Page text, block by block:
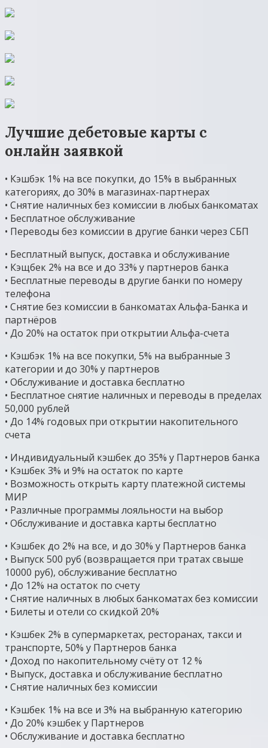
Лучшие дебетовые карты с
онлайн заявкой
• Кэшбэк 1% на все покупки, до 15% в выбранных
категориях, до 30% в магазинах-партнерах
• Снятие наличных без комиссии в любых банкоматах
• Бесплатное обслуживание
• Переводы без комиссии в другие банки через СБП
• Бесплатный выпуск, доставка и обслуживание
• Кэщбек 2% на все и до 33% у партнеров банка
• Бесплатные переводы в другие банки по номеру
телефона
• Снятие без комиссии в банкоматах Альфа-Банка и
партнёров
• До 20% на остаток при открытии Альфа-счета
• Кэшбэк 1% на все покупки, 5% на выбранные 3
категории и до 30% у партнеров
• Обслуживание и доставка бесплатно
• Бесплатное снятие наличных и переводы в пределах
50,000 рублей
• До 14% годовых при открытии накопительного
счета
• Индивидуальный кэшбек до 35% у Партнеров банка
• Кэшбек 3% и 9% на остаток по карте
• Возможность открыть карту платежной системы
МИР
• Различные программы лояльности на выбор
• Обслуживание и доставка карты бесплатно
• Кэшбек до 2% на все, и до 30% у Партнеров банка
• Выпуск 500 руб (возвращается при тратах свыше
10000 руб), обслуживание бесплатно
• До 12% на остаток по счету
• Снятие наличных в любых банкоматах без комиссии
• Билеты и отели со скидкой 20%
• Кэшбек 2% в супермаркетах, ресторанах, такси и
транспорте, 50% у Партнеров банка
• Доход по накопительному счёту от 12 %
• Выпуск, доставка и обслуживание бесплатно
• Снятие наличных без комиссии
• Кэшбек 1% на все и 3% на выбранную категорию
• До 20% кэшбек у Партнеров
• Обслуживание и доставка бесплатно